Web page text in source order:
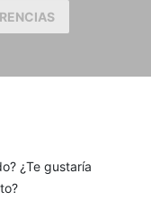
¿Te gustaría